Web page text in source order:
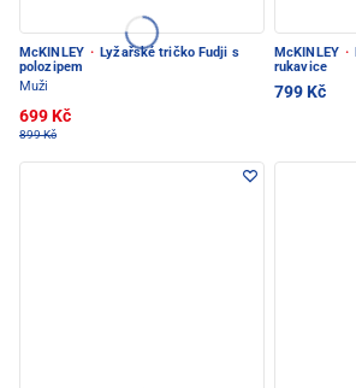
McKINLEY · Lyžařské tričko Fudji s
polozipem
Muži
699 Kč
899 Kč
McKINLEY ·
rukavice
799 Kč